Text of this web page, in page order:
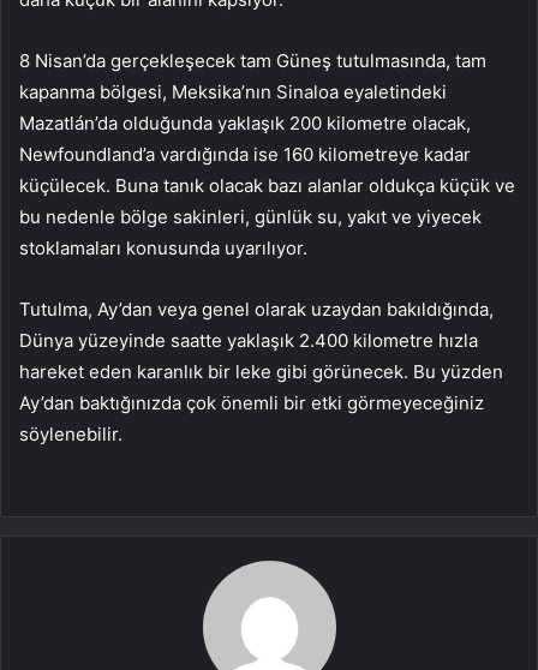
8 Nisan’da gerçekleşecek tam Güneş tutulmasında, tam
kapanma bölgesi, Meksika’nın Sinaloa eyaletindeki
Mazatlán’da olduğunda yaklaşık 200 kilometre olacak,
Newfoundland’a vardığında ise 160 kilometreye kadar
küçülecek. Buna tanık olacak bazı alanlar oldukça küçük ve
bu nedenle bölge sakinleri, günlük su, yakıt ve yiyecek
stoklamaları konusunda uyarılıyor.
Tutulma, Ay’dan veya genel olarak uzaydan bakıldığında,
Dünya yüzeyinde saatte yaklaşık 2.400 kilometre hızla
hareket eden karanlık bir leke gibi görünecek. Bu yüzden
Ay’dan baktığınızda çok önemli bir etki görmeyeceğiniz
söylenebilir.